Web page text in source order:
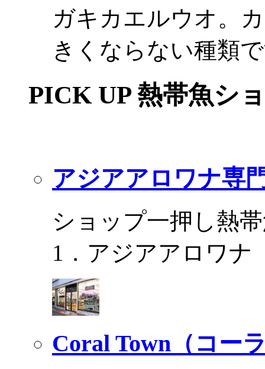
ガキカエルウオ。
きくならない種類
PICK UP 熱帯魚シ
アジアアロワナ専
ショップ一押し熱
1．アジアアロワ
Coral Town（コー